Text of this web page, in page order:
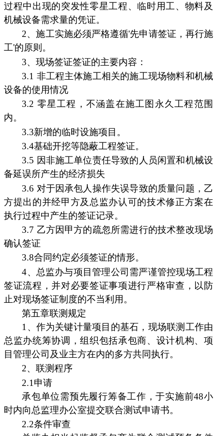
过程中出现的突发性零星工程、临时用工、物料及
机械设备需求量的凭证。
2、施工实施必须严格遵循'先申请签证，再行施
工'的原则。
3、现场签证签证的主要内容：
3.1 非工程主体施工相关的施工现场物料和机械
设备的使用情况
3.2 零星工程，不涵盖在施工图永久工程范围
内。
3.3新增的临时设施项目。
3.4基础开挖等隐蔽工程签证。
3.5 因非施工单位责任导致的人员闲置和机械设
备延误所产生的经济损失
3.6 对于因承包人操作失误导致的质量问题，乙
方提出的并经甲方及总监办认可的技术修正方案在
执行过程中产生的签证记录。
3.7 乙方因甲方的疏忽所需进行的技术整改现场
确认签证
3.8合同约定必须签证的情形。
4、总监办与项目管理公司需严谨管控现场工程
签证流程，并对必要签证事项进行严格审查，以防
止对现场签证制度的不当利用。
第五章联测规定
1、作为关键计量项目的基石，现场联测工作由
总监办统筹协调，组织包括承包商、设计机构、项
目管理公司及业主方在内的多方共同执行。
2、联测程序
2.1申请
承包单位需预先履行筹备工作，于实施前48小
时内向总监理办公室提交联合测试申请书。
2.2条件审查